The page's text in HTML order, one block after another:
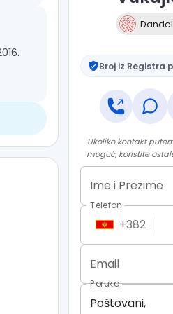
Broj iz Registra
Ukoliko kontakt
moguć, koristite
Ime i Prezime
Telefon
+382
Email
Poruka
da